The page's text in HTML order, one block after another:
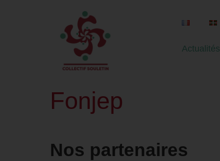
Actualités
Fonjep
Nos partenaires